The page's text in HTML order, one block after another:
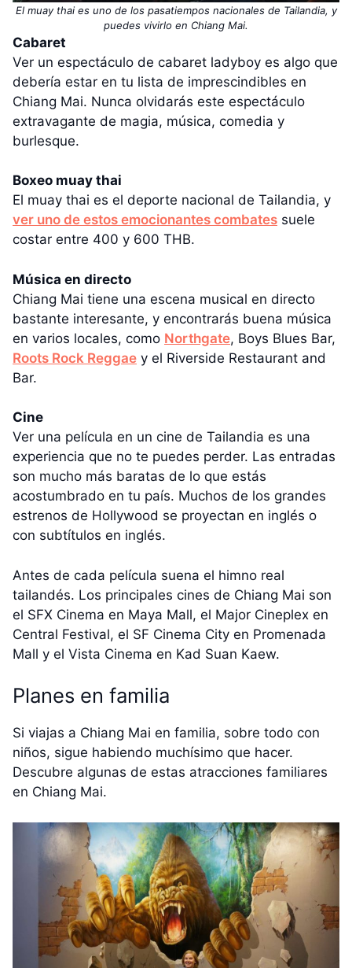
El muay thai es uno de los pasatiempos nacionales de Tailandia, y
puedes vivirlo en Chiang Mai.
Cabaret
Ver un espectáculo de cabaret ladyboy es algo que
debería estar en tu lista de imprescindibles en
Chiang Mai. Nunca olvidarás este espectáculo
extravagante de magia, música, comedia y
burlesque.
Boxeo muay thai
El muay thai es el deporte nacional de Tailandia, y
ver uno de estos emocionantes combates suele
costar entre 400 y 600 THB.
Música en directo
Chiang Mai tiene una escena musical en directo
bastante interesante, y encontrarás buena música
en varios locales, como Northgate, Boys Blues Bar,
Roots Rock Reggae y el Riverside Restaurant and
Bar.
Cine
Ver una película en un cine de Tailandia es una
experiencia que no te puedes perder. Las entradas
son mucho más baratas de lo que estás
acostumbrado en tu país. Muchos de los grandes
estrenos de Hollywood se proyectan en inglés o
con subtítulos en inglés.
Antes de cada película suena el himno real
tailandés. Los principales cines de Chiang Mai son
el SFX Cinema en Maya Mall, el Major Cineplex en
Central Festival, el SF Cinema City en Promenada
Mall y el Vista Cinema en Kad Suan Kaew.
Planes en familia
Si viajas a Chiang Mai en familia, sobre todo con
niños, sigue habiendo muchísimo que hacer.
Descubre algunas de estas atracciones familiares
en Chiang Mai.